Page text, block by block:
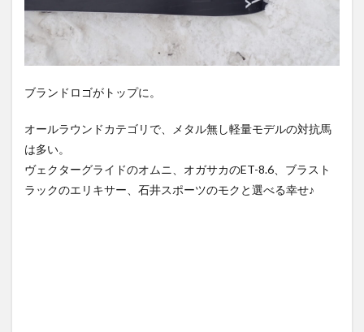
ブランドロゴがトップに。
オールラウンドカテゴリで、メタル無し軽量モデルの対抗馬
は多い。
ヴェクターグライドのオムニ、オガサカのET-8.6、ブラスト
ラックのエリキサー、石井スポーツのモクと選べる幸せ♪